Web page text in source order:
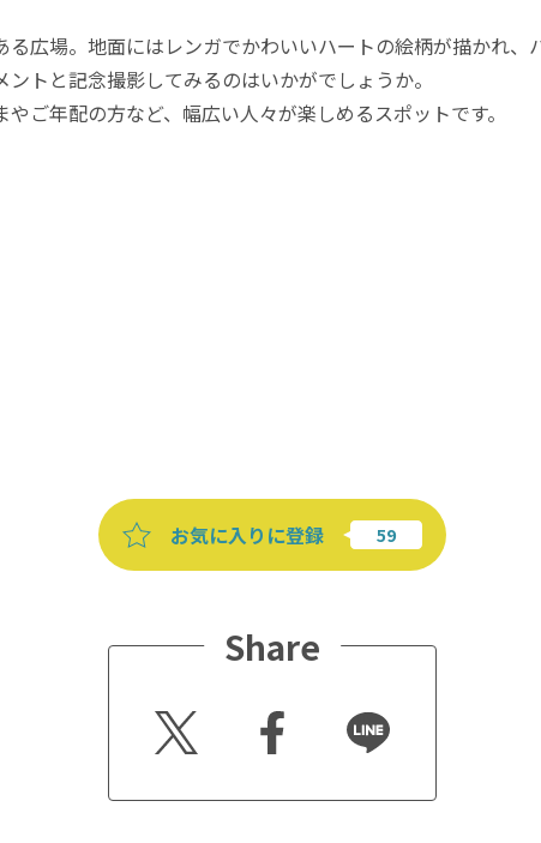
広場。地面にはレンガでかわいいハートの絵柄が描かれ
トと記念撮影してみるのはいかがでしょうか。
ご年配の方など、幅広い人々が楽しめるスポットです。
お気に入りに登録
Share
Twitt
er
Faceb
ook
Line